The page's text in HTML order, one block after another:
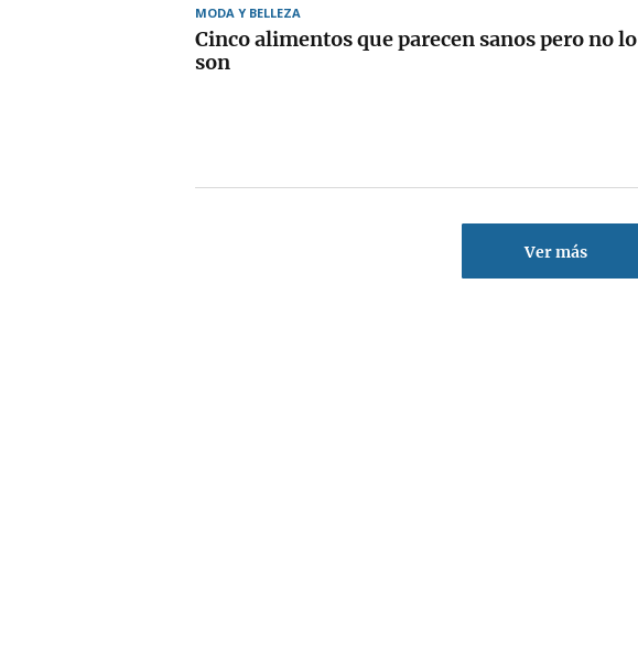
MODA Y BELLEZA
Cinco alimentos que parecen sanos pero no lo
son
Ver más